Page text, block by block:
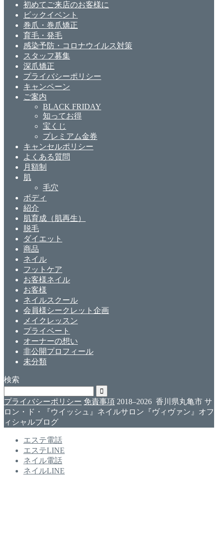
初めてご来店のお客様に
ビックイベント
巻爪・巻爪矯正
育毛・発毛
感染予防・コロナウイルス対策
スタッフ募集
深爪矯正
プライバシーポリシー
キャンペーン
ご案内
BLACK FRIDAY
知ってお得
宝くじ
プレミアム金券
キャンセルポリシー
よくある質問
月額制
肌
毛穴
ボディ
紹介
肌育成（肌再生）
脱毛
ダイエット
商品
ネイル
フットケア
お客様ネイル
お客様
ネイルスクール
会員様シークレット企画
メイクレッスン
プライベート
オーナーの想い
非公開プロフィール
未分類
検索
プライバシーポリシー 免責事項 2018–2026 香川県丸亀市 サ
ロン・ド・『ウイッシュ』ネイルサロン『ヴィヴァン』オフ
ィシャルブログ
エステ電話
エステLINE
ネイル電話
ネイルLINE